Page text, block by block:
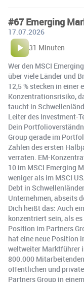
#67 Emerging
17.07.2026
31 Minuten
Wer den MSCI
über viele Länder und
12,5 % stecken in einer
Konzentrationsrisiko,
taucht in
Leiter des Investment-
Dein
Group gerade im
Zahlen des ersten
verraten. EM-
10 im MSCI Emerging
weniger als im MSCI
Debt in
Unternehmen, abseits
Dich heißt das: Auch
konzentriert sein, als
Position im Partners
hat eine neue Position
weltweiter Marktführer
800.000
öffentlichen und
Partners Group in